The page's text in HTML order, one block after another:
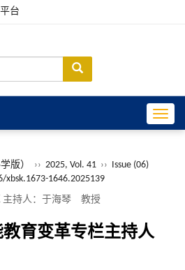
台
版） ›› 2025, Vol. 41 ›› Issue (06)
xbsk.1673-1646.2025139
主持人：于海琴 教授
育变革专栏主持人